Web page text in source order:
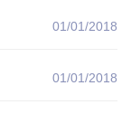
01/01/2018
01/01/2018